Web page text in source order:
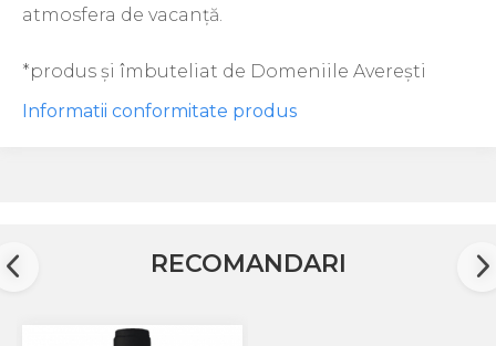
ROMÂNE
atmosfera de vacanță.
*produs și îmbuteliat de Domeniile Averești
Informatii conformitate produs
RECOMANDARI